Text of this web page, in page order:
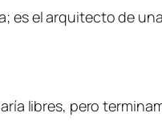
el arquitecto de
libres, pero